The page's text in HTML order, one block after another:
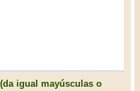
igual mayúsculas o